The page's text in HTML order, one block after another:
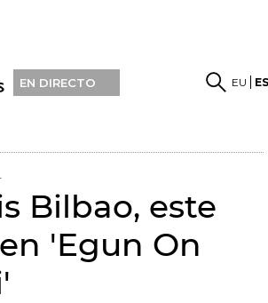
EN DIRECTO EU
Bilbao, este
'Egun On